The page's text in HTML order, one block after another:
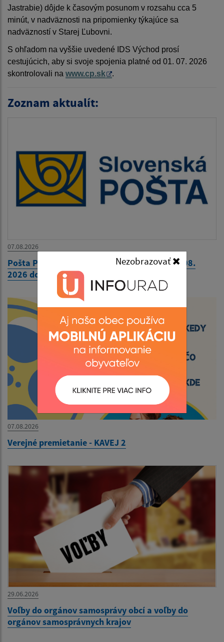
Nezobrazovať
Jastrabie) dôjde k časovým posunom v rozsahu cca 5
minút, v nadväznosti na pripomienky týkajúce sa
nadväzností v Starej Ľubovni.
S ohľadom na vyššie uvedené IDS Východ prosí
cestujúcich, aby si svoje spojenia platné od 01. 07. 2026
skontrolovali na www.cp.sk .
Zoznam aktualít:
07.08.2026
Pošta Plavnica - hodiny pre verejnosť od 10. 08.
2026 do 14. 08. 2026
07.08.2026
Verejné premietanie - KAVEJ 2
29.06.2026
Voľby do orgánov samosprávy obcí a voľby do
orgánov samosprávnych krajov